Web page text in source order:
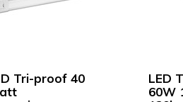
Tri-proof 40
LED
60W